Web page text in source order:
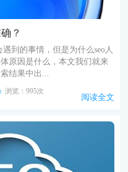
？
到的事情，但是为什么seo人
原因是什么，本文我们就来
结果中出...
浏览：995次
阅读全文